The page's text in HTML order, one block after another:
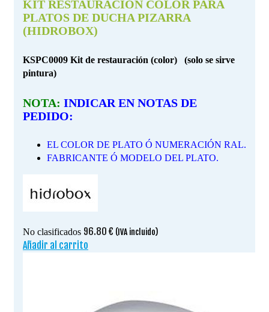
KIT RESTAURACIÓN COLOR PARA
PLATOS DE DUCHA PIZARRA
(HIDROBOX)
KSPC0009 Kit de restauración (color) (solo se sirve
pintura)
NOTA: INDICAR EN NOTAS DE
PEDIDO:
EL COLOR DE PLATO Ó NUMERACIÓN RAL.
FABRICANTE Ó MODELO DEL PLATO.
No clasificados 96.80 € (IVA incluido)
Añadir al carrito